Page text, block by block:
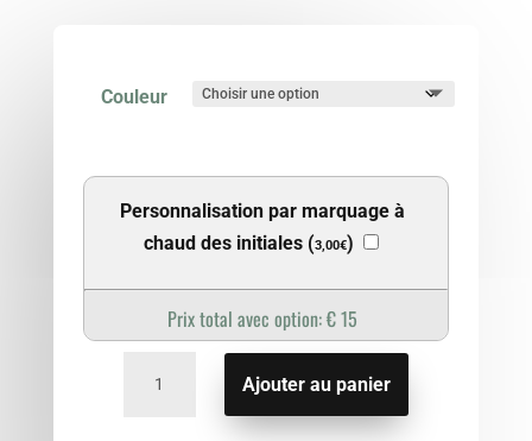
Couleur
Personnalisation par marquage à
chaud des initiales (3,00€)
Prix total avec option:€15
Ajouter au panier